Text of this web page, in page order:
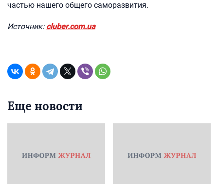
частью нашего общего саморазвития.
Источник: cluber.com.ua
Еще новости